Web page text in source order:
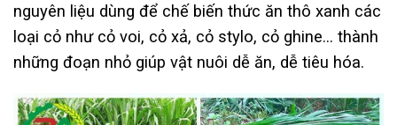
nguyên liệu dùng để chế biến thức ăn thô xanh các
loại cỏ như cỏ voi, cỏ xả, cỏ stylo, cỏ ghine… thành
những đoạn nhỏ giúp vật nuôi dễ ăn, dễ tiêu hóa.